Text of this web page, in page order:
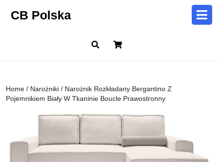
CB Polska
Cart
Home / Narożniki / Narożnik Rozkładany Bergantino Z
Pojemnikiem Biały W Tkaninie Boucle Prawostronny